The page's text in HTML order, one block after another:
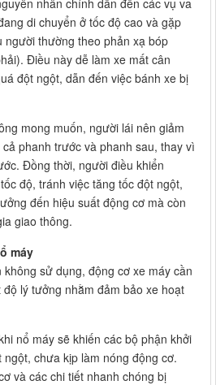
di chuyển ở tốc độ cao và gặp
người thường theo phản xạ bóp
Điều này dễ làm xe mất cân
đột ngột, dẫn đến việc bánh xe bị
mong muốn, người lái nên giảm
phanh trước và phanh sau, thay vì
Đồng thời, người điều khiển
độ, tránh việc tăng tốc đột ngột,
đến hiệu suất động cơ mà còn
giao thông.
máy
sử dụng, động cơ xe máy cần
lý tưởng nhằm đảm bảo xe hoạt
nổ máy sẽ khiến các bộ phận khởi
chưa kịp làm nóng động cơ.
và các chi tiết nhanh chóng bị